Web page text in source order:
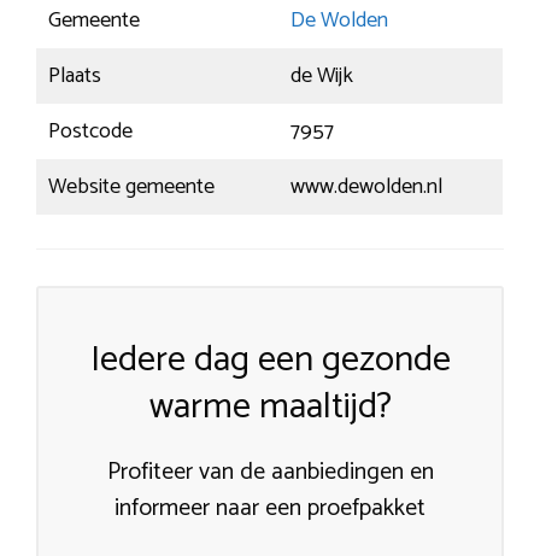
Gemeente
De Wolden
Plaats
de Wijk
Postcode
7957
Website gemeente
www.dewolden.nl
Iedere dag een gezonde
warme maaltijd?
Profiteer van de aanbiedingen en
informeer naar een proefpakket